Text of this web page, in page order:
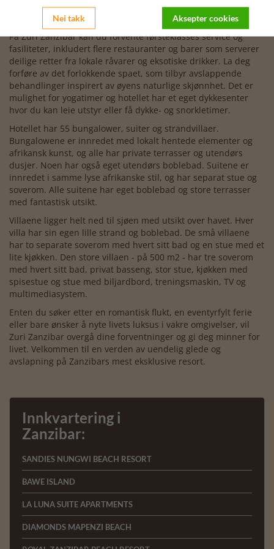
på Nungwi Beach, eller slapp av ved det imponerende
bassenget omgitt av frodige hager og palmer.
På Zuri Zanzibar kan du forvente førsteklasses service og
fasiliteter, inkludert flere restauranter og barer som serverer
deilige retter fra lokale råvarer og eksotiske drikker. La deg
forføre av det forlokkende spaet, som tilbyr avslappende
behandlinger inspirert av øyens naturlige skjønnhet. Det er
mulighet for yogatimer og hotellet har et eget dykkesenter
hvor du kan leie utstyr eller få dykke- og snorkletimer.
Hotellet har 55 bungalower, suiter og strandvillaer.
Bungalowene er innredet med lokalt hentede elementer og
afrikansk kunst, og alle har private terrasser og utendørs
dusjer. Noen har også eget utendørs boblebad. Suitene er
innredet i samme lyse afrikanske stil, og har separat stue og
soverom. Alle suitene har eget boblebad og store terrasser
med fantastisk utsikt.
Villaene ligger helt ned til sjøen med utsikt over havet. Hver
villa har sin egen lille strand og boblebad. De små villaene
har to separate soverom med hvert sitt bad og en stue med et
lite kjøkken. Den store villaen - på 500 m2 - har tre soverom
med hvert sitt bad, privat basseng, stor stue, kjøkken med
spisestue og stue med biljardbord, treningsmaskin, TV og
multimediasystem.
Enten du søker etter en romantisk flukt, en eventyrfylt ferie
eller bare ønsker å nyte livets luksus i vakre omgivelser, vil
Zuri Zanzibar overgå dine forventninger og gi deg minner for
livet. Velkommen til en verden av uendelig glede og
avslapning på Zanzibars mest eksklusive resort.
Innkvartering i
Zanzibar:
SANDIES NUNGWI BEACH RESORT
BAWE ISLAND
LA LUNA SUITE APARTMENTS
DIAMONDS MAPENZI BEACH
Nei takk Aksepter cookies